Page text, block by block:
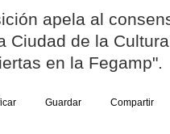
apela al
Ciudad de la
en la Fegamp".
Guardar Compartir